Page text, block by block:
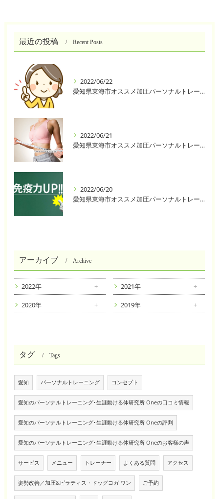
最近の投稿 Recent Posts
2022/06/22
愛知県東海市オススメ加圧パーソナルトレーニングジム One❣️
2022/06/21
愛知県東海市オススメ加圧パーソナルトレーニングジム One❣️
2022/06/20
愛知県東海市オススメ加圧パーソナルトレーニングジム One❣️
アーカイブ Archive
2022年 2021年
2020年 2019年
タグ Tags
愛知 パーソナルトレーニング コンセプト
愛知のパーソナルトレーニング･生涯動ける体研究所 Oneの口コミ情報
愛知のパーソナルトレーニング･生涯動ける体研究所 Oneの評判
愛知のパーソナルトレーニング･生涯動ける体研究所 Oneのお客様の声
サービス メニュー トレーナー よくある質問 アクセス
姿勢改善／加圧&ピラティス・ドッグヨガ ワン ご予約